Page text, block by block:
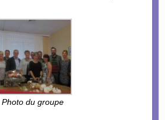
Photo du groupe